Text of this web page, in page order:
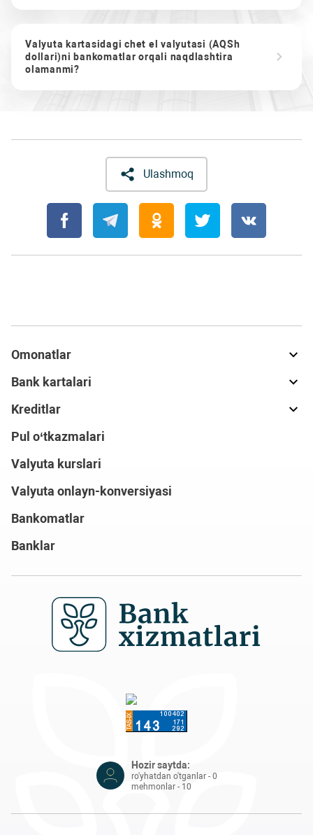
Valyuta kartasidagi chet el valyutasi (AQSh
dollari)ni bankomatlar orqali naqdlashtira
olamanmi?
Ulashmoq
Omonatlar
Bank kartalari
Kreditlar
Pul o‘tkazmalari
Valyuta kurslari
Valyuta onlayn-konversiyasi
Bankomatlar
Banklar
Hozir saytda:
ro'yhatdan o'tganlar - 0
mehmonlar - 10